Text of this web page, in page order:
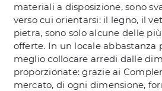
materiali a disposizione, sono
verso cui orientarsi: il legno, il
pietra, sono solo alcune delle
offerte. In un locale abbastanza
meglio collocare arredi dalle
proporzionate: grazie ai
mercato, di ogni dimensione,